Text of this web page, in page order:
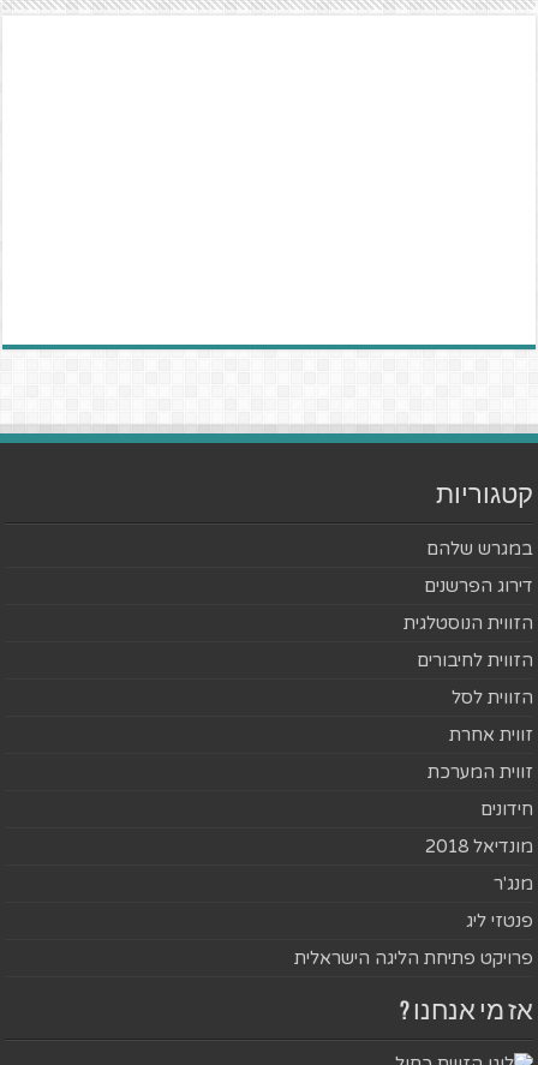
קטגוריות
במגרש שלהם
דירוג הפרשנים
הזווית הנוסטלגית
הזווית לחיבורים
הזווית לסל
זווית אחרת
זווית המערכת
חידונים
מונדיאל 2018
מנג'ר
פנטזי ליג
פרויקט פתיחת הליגה הישראלית
אז מי אנחנו ?